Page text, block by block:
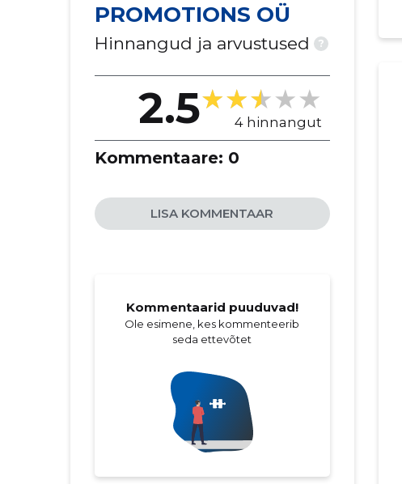
PROMOTIONS OÜ
Hinnangud ja arvustused ?
2.5 4 hinnangut
Kommentaare: 0
LISA KOMMENTAAR
Kommentaarid puuduvad!
Ole esimene, kes kommenteerib
seda ettevõtet